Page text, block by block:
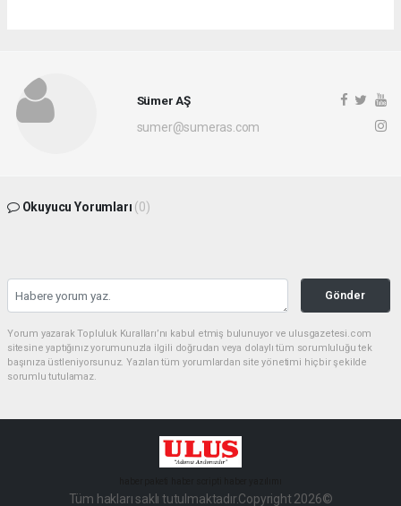
Sümer AŞ
sumer@sumeras.com
Okuyucu Yorumları (0)
Gönder
Yorum yazarak Topluluk Kuralları’nı kabul etmiş bulunuyor ve ulusgazetesi.com
sitesine yaptığınız yorumunuzla ilgili doğrudan veya dolaylı tüm sorumluluğu tek
başınıza üstleniyorsunuz. Yazılan tüm yorumlardan site yönetimi hiçbir şekilde
sorumlu tutulamaz.
Tüm hakları saklı tutulmaktadır.Copyright 2026©